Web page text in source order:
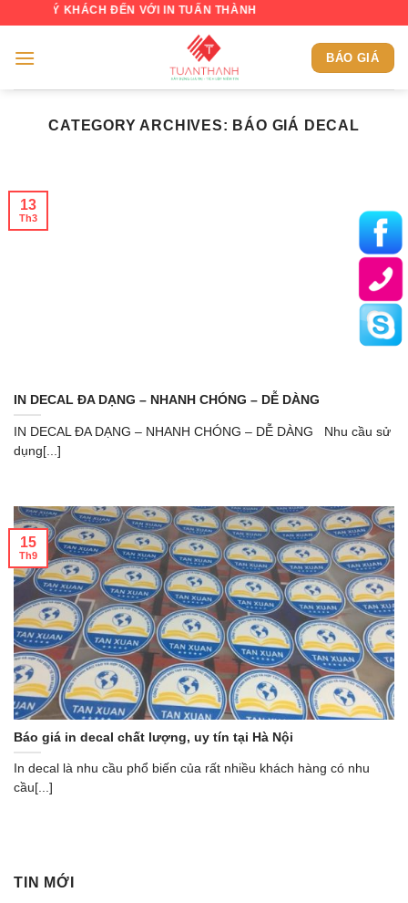
content
KHÁCH ĐẾN VỚI IN TUẤN THÀNH
BÁO GIÁ
CATEGORY ARCHIVES: BÁO GIÁ DECAL
IN DECAL ĐA DẠNG – NHANH CHÓNG – DỄ DÀNG
IN DECAL ĐA DẠNG – NHANH CHÓNG – DỄ DÀNG Nhu cầu sử
dụng[...]
13
Th3
Báo giá in decal chất lượng, uy tín tại Hà Nội
In decal là nhu cầu phổ biến của rất nhiều khách hàng có nhu
cầu[...]
15
Th9
TIN MỚI